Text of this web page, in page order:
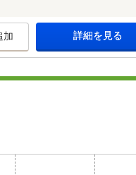
加 詳細を見る